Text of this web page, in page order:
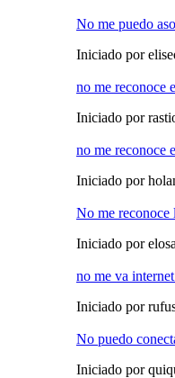
No me puedo
Iniciado por
no me reconoce
Iniciado por
no me reconoce
Iniciado por
No me reconoce
Iniciado por elosa
no me va
Iniciado por
No puedo
Iniciado por